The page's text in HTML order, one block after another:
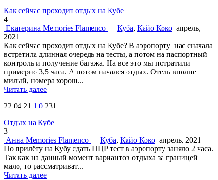
Как сейчас проходит отдых на Кубе
4
Екатерина Memories Flamenco — Куба, Кайо Коко апрель,
2021
Как сейчас проходит отдых на Кубе? В аэропорту нас сначала
встретила длинная очередь на тесты, а потом на паспортный
контроль и получение багажа. На все это мы потратили
примерно 3,5 часа. А потом начался отдых. Отель вполне
милый, номера хорош...
Читать далее
22.04.21 1 0 231
Отдых на Кубе
3
Анна Memories Flamenco — Куба, Кайо Коко апрель, 2021
По прилёту на Кубу сдать ПЦР тест в аэропорту заняло 2 часа.
Так как на данный момент вариантов отдыха за границей
мало, то рассматриват...
Читать далее